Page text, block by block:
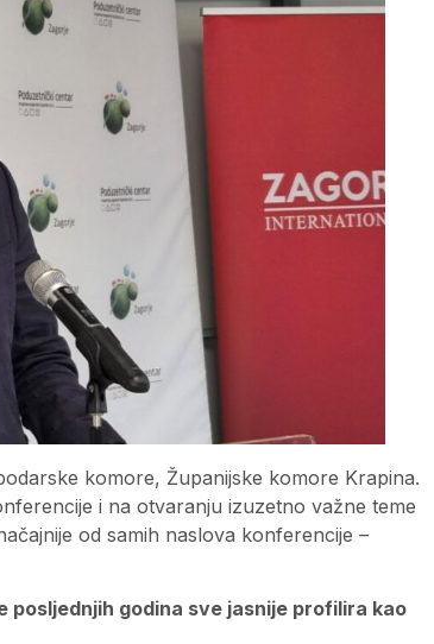
komore, Županijske komore Krapina.
i na otvaranju izuzetno važne teme
od samih naslova konferencije –
posljednjih godina sve jasnije profilira kao